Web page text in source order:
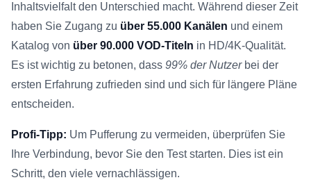
Inhaltsvielfalt den Unterschied macht. Während dieser Zeit
haben Sie Zugang zu über 55.000 Kanälen und einem
Katalog von über 90.000 VOD-Titeln in HD/4K-Qualität.
Es ist wichtig zu betonen, dass 99% der Nutzerbei der
ersten Erfahrung zufrieden sind und sich für längere Pläne
entscheiden.
Profi-Tipp: Um Pufferung zu vermeiden, überprüfen Sie
Ihre Verbindung, bevor Sie den Test starten. Dies ist ein
Schritt, den viele vernachlässigen.